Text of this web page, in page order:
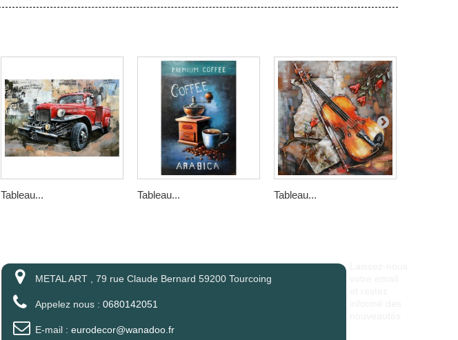
Tableau... Tableau... Tableau...
METAL ART , 79 rue Claude Bernard 59200 Tourcoing
Appelez nous : 0680142051
E-mail : eurodecor@wanadoo.fr